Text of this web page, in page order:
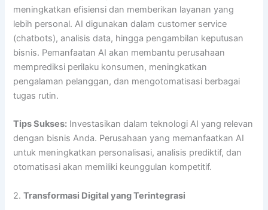
meningkatkan efisiensi dan memberikan layanan yang
lebih personal. AI digunakan dalam customer service
(chatbots), analisis data, hingga pengambilan keputusan
bisnis. Pemanfaatan AI akan membantu perusahaan
memprediksi perilaku konsumen, meningkatkan
pengalaman pelanggan, dan mengotomatisasi berbagai
tugas rutin.
Tips Sukses: Investasikan dalam teknologi AI yang relevan
dengan bisnis Anda. Perusahaan yang memanfaatkan AI
untuk meningkatkan personalisasi, analisis prediktif, dan
otomatisasi akan memiliki keunggulan kompetitif.
2.Transformasi Digital yang Terintegrasi